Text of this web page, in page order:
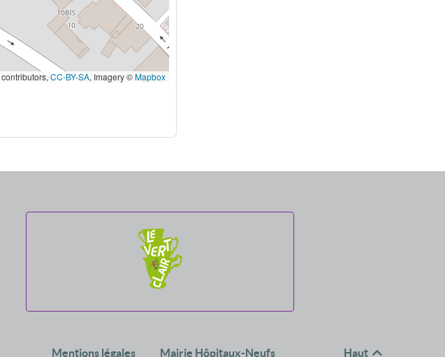
contributors, CC-BY-SA, Imagery ©Mapbox
Mentions légales Mairie Hôpitaux-Neufs Haut